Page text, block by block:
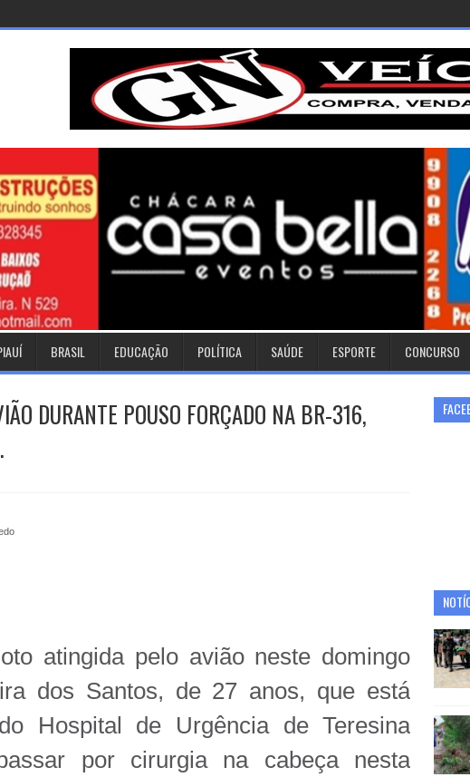
BRASIL EDUCAÇÃO POLÍTICA SAÚDE ESPORTE CONCURSO
DURANTE POUSO FORÇADO NA BR-316,
atingida pelo avião neste domingo
dos Santos, de 27 anos, que está
Hospital de Urgência de Teresina
por cirurgia na cabeça nesta